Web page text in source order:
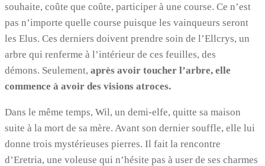
souhaite, coûte que coûte, participer à une course. Ce n’est
pas n’importe quelle course puisque les vainqueurs seront
les Elus. Ces derniers doivent prendre soin de l’Ellcrys, un
arbre qui renferme à l’intérieur de ces feuilles, des
démons. Seulement, après avoir toucher l’arbre, elle
commence à avoir des visions atroces.
Dans le même temps, Wil, un demi-elfe, quitte sa maison
suite à la mort de sa mère. Avant son dernier souffle, elle lui
donne trois mystérieuses pierres. Il fait la rencontre
d’Eretria, une voleuse qui n’hésite pas à user de ses charmes